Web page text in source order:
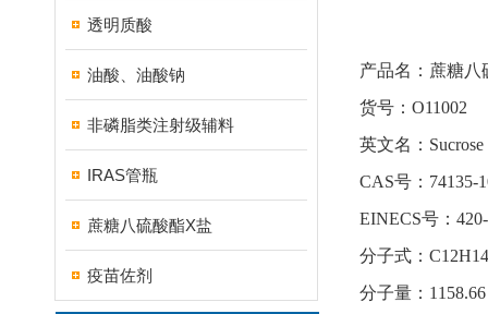
透明质酸
油酸、油酸钠
非磷脂类注射级辅料
IRAS管瓶
蔗糖八硫酸酯X盐
疫苗佐剂
产品名：蔗糖八
货号：O11002
英文名：Sucrose
CAS号：74135-
EINECS号：
分子式：
分子量：1158.66